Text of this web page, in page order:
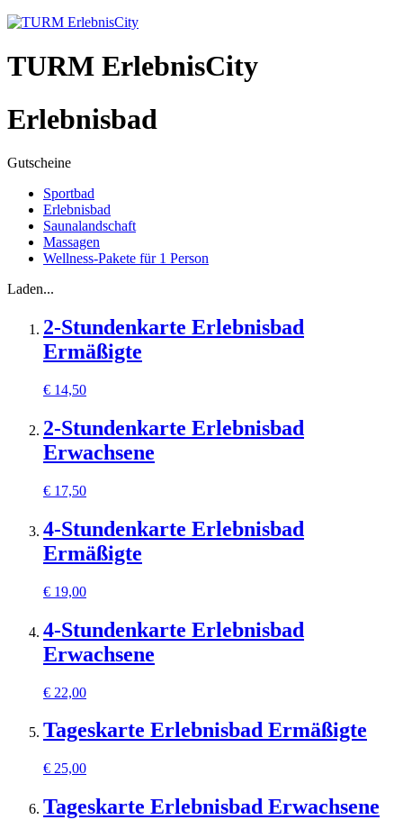
TURM ErlebnisCity
Erlebnisbad
Gutscheine
Sportbad
Erlebnisbad
Saunalandschaft
Massagen
Wellness-Pakete für 1 Person
Laden...
2-Stundenkarte Erlebnisbad
Ermäßigte
€ 14,50
2-Stundenkarte Erlebnisbad
Erwachsene
€ 17,50
4-Stundenkarte Erlebnisbad
Ermäßigte
€ 19,00
4-Stundenkarte Erlebnisbad
Erwachsene
€ 22,00
Tageskarte Erlebnisbad Ermäßigte
€ 25,00
Tageskarte Erlebnisbad Erwachsene